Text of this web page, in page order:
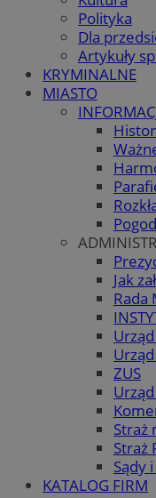
Polityka
Dla
Artykuły
KRYMINALNE
MIASTO
Jak
Rada
ZUS
Straż
Straż
Sądy
KATALOG FIRM